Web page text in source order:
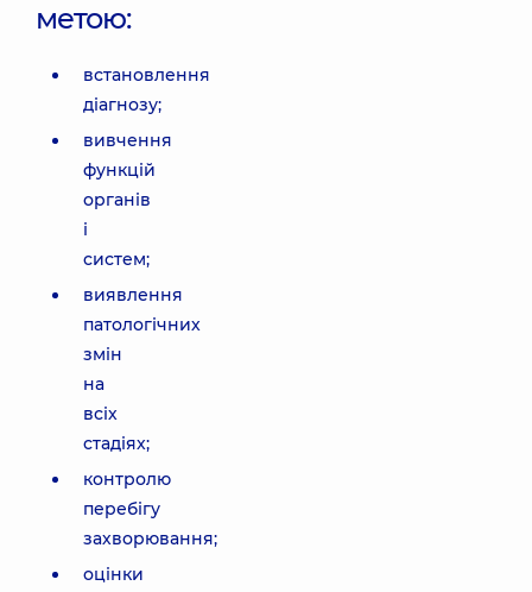
метою:
встановлення
діагнозу;
вивчення
функцій
органів
і
систем;
виявлення
патологічних
змін
на
всіх
стадіях;
контролю
перебігу
захворювання;
оцінки